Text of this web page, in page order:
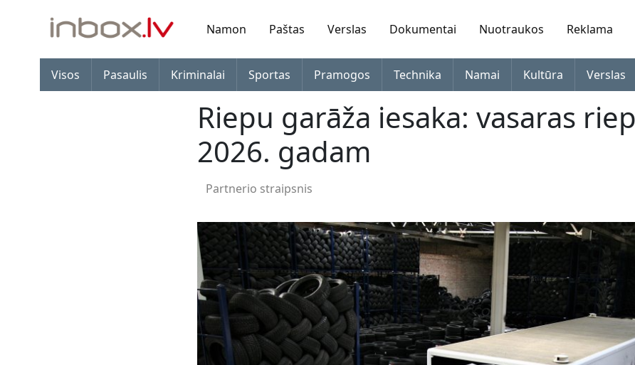
Namon Paštas Verslas Dokumentai Nuotraukos Reklama
Visos Pasaulis Kriminalai Sportas Pramogos Technika Namai Kultūra Verslas
Riepu garāža iesaka: vasaras
2026. gadam
Partnerio straipsnis